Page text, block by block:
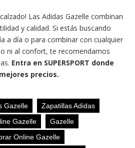
Las Adidas Gazelle combinan
y calidad. Si estás buscando
a día o para combinar con cualquier
ni al confort, te recomendamos
Entra en SUPERSPORT donde
precios.
Gazelle
Zapatillas Adidas
Gazelle
Gazelle
Online Gazelle